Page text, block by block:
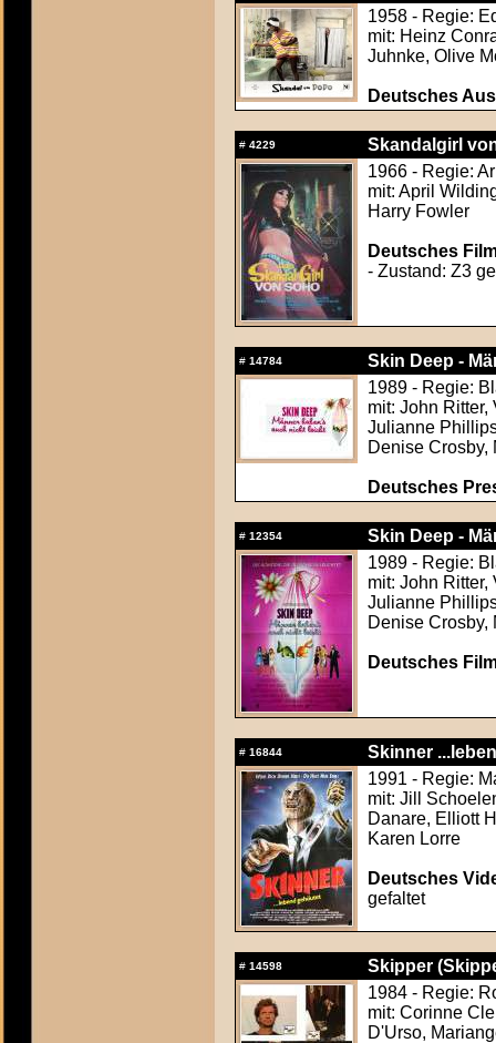
1958 - Regie:
mit: Heinz
Juhnke, Olive
Deutsches
# 4229
Skandalgirl
1966 - Regie:
mit: April
Harry Fowler
Deutsches
- Zustand: Z3
# 14784
Skin Deep -
1989 - Regie:
mit: John
Julianne
Denise Crosby,
Deutsches
# 12354
Skin Deep -
1989 - Regie:
mit: John
Julianne
Denise Crosby,
Deutsches
# 16844
Skinner
1991 - Regie:
mit: Jill
Danare, Elliott
Karen Lorre
Deutsches
gefaltet
# 14598
Skipper
1984 - Regie:
mit: Corinne
D'Urso,